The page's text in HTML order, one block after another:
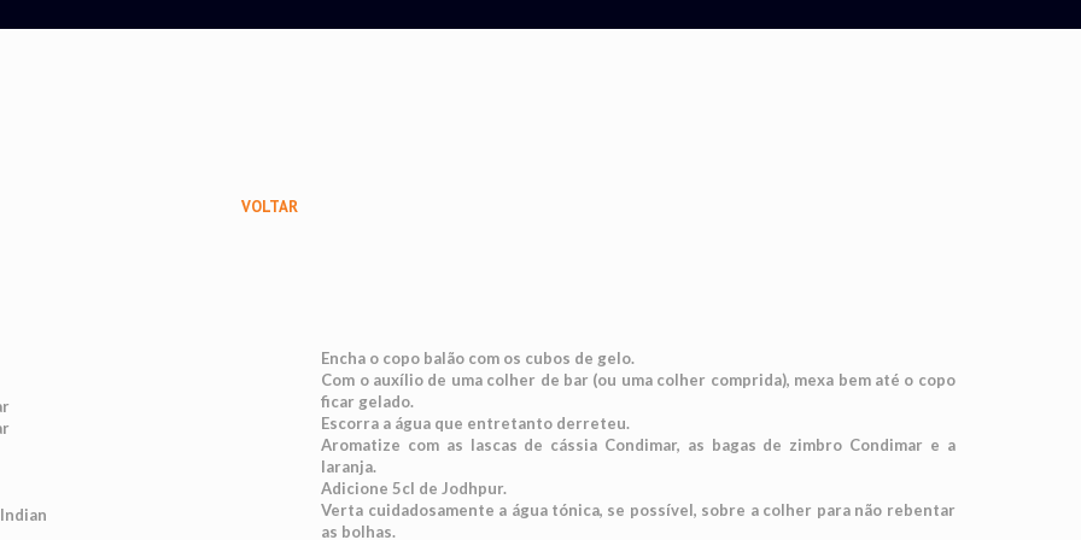
VOLTAR
Encha o copo balão com os cubos de gelo.
Com o auxílio de uma colher de bar (ou uma colher comprida), mexa bem até o copo
ficar gelado.
Escorra a água que entretanto derreteu.
Aromatize com as lascas de cássia Condimar, as bagas de zimbro Condimar e a
laranja.
Adicione 5cl de Jodhpur.
Verta cuidadosamente a água tónica, se possível, sobre a colher para não rebentar
as bolhas.